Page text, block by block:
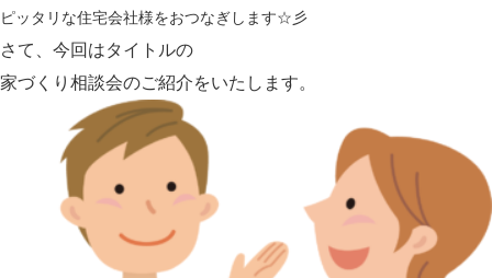
ピッタリな住宅会社様をおつなぎします☆彡
さて、今回はタイトルの
家づくり相談会のご紹介をいたします。